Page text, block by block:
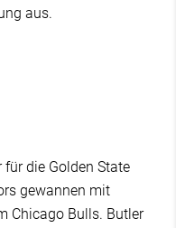
aus.
die Golden State
gewannen mit
Chicago Bulls. Butler